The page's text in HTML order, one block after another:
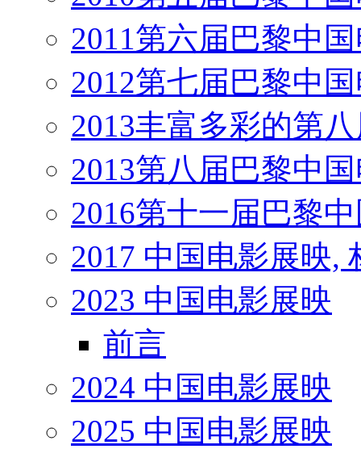
2011第六届巴黎中
2012第七届巴黎中
2013丰富多彩的第
2013第八届巴黎中
2016第十一届巴黎
2017 中国电影展映,
2023 中国电影展映
前言
2024 中国电影展映
2025 中国电影展映